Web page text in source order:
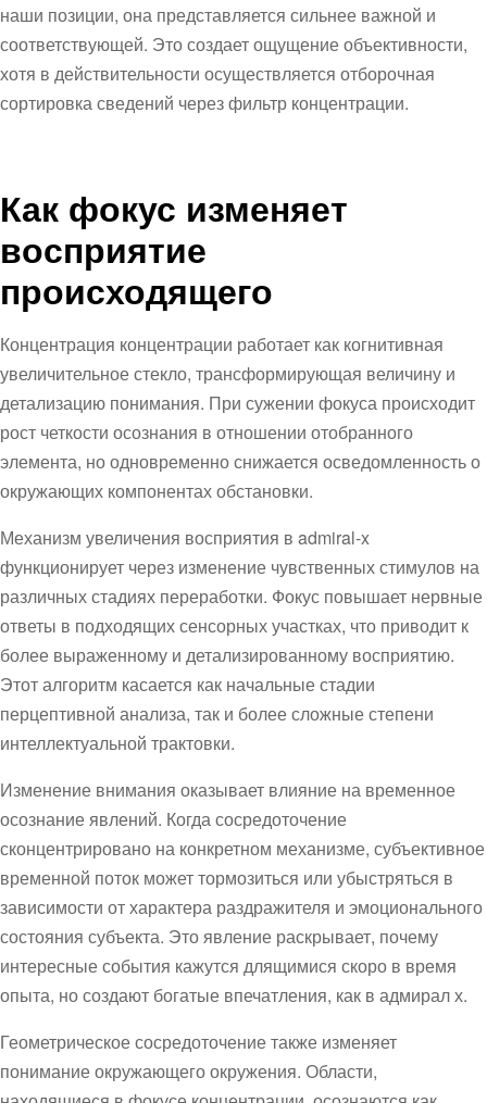
наши позиции, она представляется сильнее важной и
соответствующей. Это создает ощущение объективности,
хотя в действительности осуществляется отборочная
сортировка сведений через фильтр концентрации.
Как фокус изменяет
восприятие
происходящего
Концентрация концентрации работает как когнитивная
увеличительное стекло, трансформирующая величину и
детализацию понимания. При сужении фокуса происходит
рост четкости осознания в отношении отобранного
элемента, но одновременно снижается осведомленность о
окружающих компонентах обстановки.
Механизм увеличения восприятия в admiral-x
функционирует через изменение чувственных стимулов на
различных стадиях переработки. Фокус повышает нервные
ответы в подходящих сенсорных участках, что приводит к
более выраженному и детализированному восприятию.
Этот алгоритм касается как начальные стадии
перцептивной анализа, так и более сложные степени
интеллектуальной трактовки.
Изменение внимания оказывает влияние на временное
осознание явлений. Когда сосредоточение
сконцентрировано на конкретном механизме, субъективное
временной поток может тормозиться или убыстряться в
зависимости от характера раздражителя и эмоционального
состояния субъекта. Это явление раскрывает, почему
интересные события кажутся длящимися скоро в время
опыта, но создают богатые впечатления, как в адмирал х.
Геометрическое сосредоточение также изменяет
понимание окружающего окружения. Области,